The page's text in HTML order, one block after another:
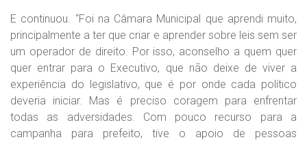
E continuou. “Foi na Câmara Municipal que aprendi muito,
principalmente a ter que criar e aprender sobre leis sem ser
um operador de direito. Por isso, aconselho a quem quer
quer entrar para o Executivo, que não deixe de viver a
experiência do legislativo, que é por onde cada político
deveria iniciar. Mas é preciso coragem para enfrentar
todas as adversidades. Com pouco recurso para a
campanha para prefeito, tive o apoio de pessoas